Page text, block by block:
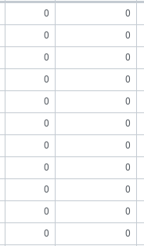
0
0
0
0
0 0
0
0
0
0
0 0
0
0
0
0
0 0
0
0
0
0